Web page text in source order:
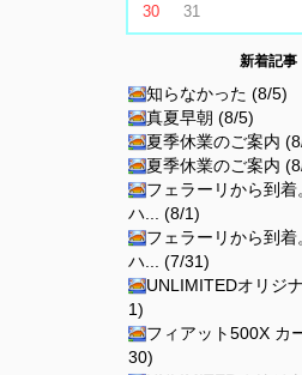
30
31
新着記事
知らなかった (8/5)
真夏早朝 (8/5)
夏季休業のご案内
夏季休業のご案内
フェラーリから到着
ハ... (8/1)
フェラーリから到着
ハ... (7/31)
UNLIMITEDオリジ
1)
フィアット500X カ
30)